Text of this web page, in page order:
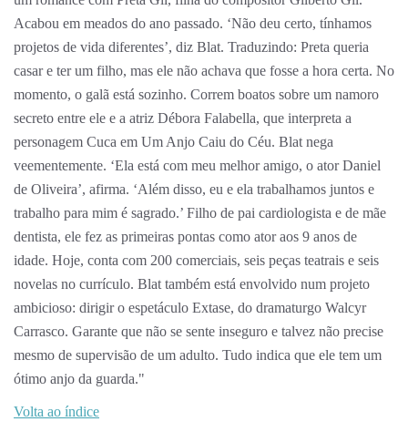
Acabou em meados do ano passado. ‘Não deu certo, tínhamos
projetos de vida diferentes’, diz Blat. Traduzindo: Preta queria
casar e ter um filho, mas ele não achava que fosse a hora certa. No
momento, o galã está sozinho. Correm boatos sobre um namoro
secreto entre ele e a atriz Débora Falabella, que interpreta a
personagem Cuca em Um Anjo Caiu do Céu. Blat nega
veementemente. ‘Ela está com meu melhor amigo, o ator Daniel
de Oliveira’, afirma. ‘Além disso, eu e ela trabalhamos juntos e
trabalho para mim é sagrado.’ Filho de pai cardiologista e de mãe
dentista, ele fez as primeiras pontas como ator aos 9 anos de
idade. Hoje, conta com 200 comerciais, seis peças teatrais e seis
novelas no currículo. Blat também está envolvido num projeto
ambicioso: dirigir o espetáculo Extase, do dramaturgo Walcyr
Carrasco. Garante que não se sente inseguro e talvez não precise
mesmo de supervisão de um adulto. Tudo indica que ele tem um
ótimo anjo da guarda."
Volta ao índice